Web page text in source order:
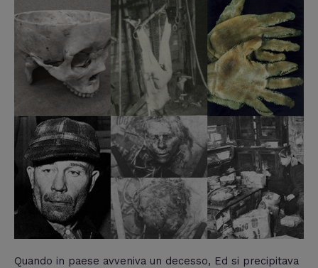
Quando in paese avveniva un decesso, Ed si precipitava